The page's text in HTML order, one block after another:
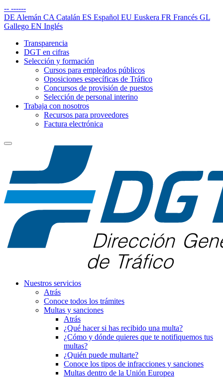
-- ------
DE Alemán CA Catalán ES Español EU Euskera FR Francés GL
Gallego EN Inglés
Transparencia
DGT en cifras
Selección y formación
Cursos para empleados públicos
Oposiciones específicas de Tráfico
Concursos de provisión de puestos
Selección de personal interino
Trabaja con nosotros
Recursos para proveedores
Factura electrónica
Nuestros servicios
Atrás
Conoce todos los trámites
Multas y sanciones
Atrás
¿Qué hacer si has recibido una multa?
¿Cómo y dónde quieres que te notifiquemos tus
multas?
¿Quién puede multarte?
Conoce los tipos de infracciones y sanciones
Multas dentro de la Unión Europea